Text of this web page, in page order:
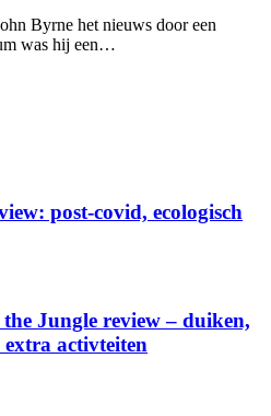
Byrne het nieuws door een
was hij een…
post-covid, ecologisch
Jungle review – duiken,
extra activteiten